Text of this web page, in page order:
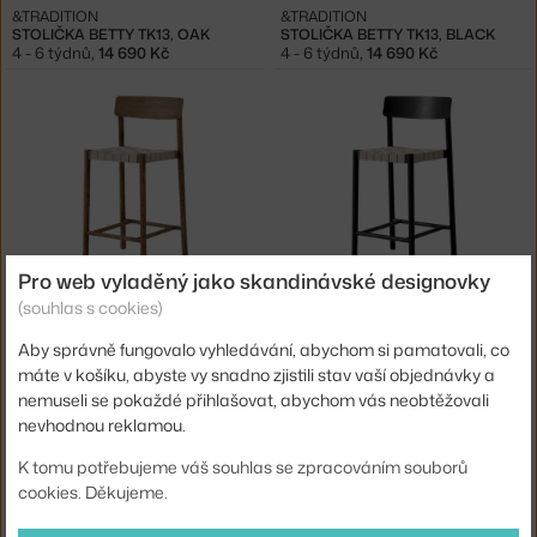
STOLIČKA BETTY TK13, OAK
&TRADITION
4 - 6 týdnů, 14 690 Kč
STOLIČKA BETTY TK13, BLACK
&TRADITION
4 - 6 týdnů, 14 690 Kč
&TRADITION
Pro web vyladěný jako skandinávské designovky
(souhlas s cookies)
Aby správně fungovalo vyhledávání, abychom si pamatovali, co
máte v košíku, abyste vy snadno zjistili stav vaší objednávky a
nemuseli se pokaždé přihlašovat, abychom vás neobtěžovali
nevhodnou reklamou.
K tomu potřebujeme váš souhlas se zpracováním souborů
cookies. Děkujeme.